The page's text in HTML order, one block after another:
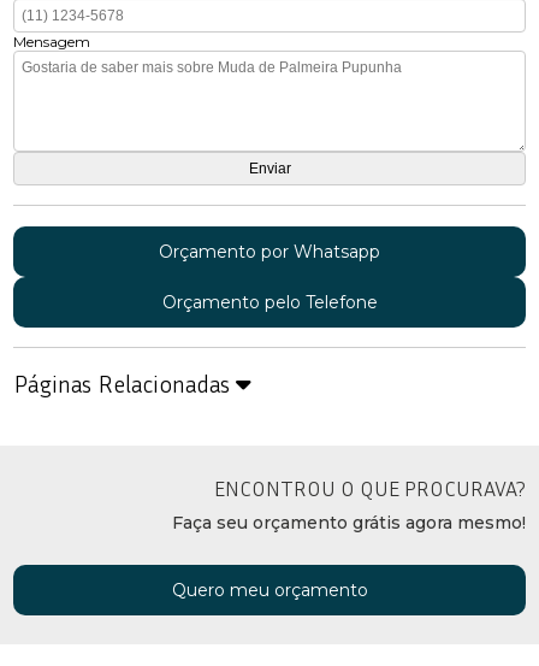
Mensagem
Orçamento por Whatsapp
Orçamento pelo Telefone
Páginas Relacionadas
ENCONTROU O QUE PROCURAVA?
Faça seu orçamento grátis agora mesmo!
Quero meu orçamento